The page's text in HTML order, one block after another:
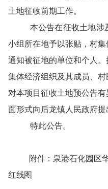
土地征收前期工作。
本公告在征收土地涉
小组所在地予以张贴，村
通知被征地的单位和个人 。
集体经济组织及其成员、 村
对本项目征收土地预公告
面形式向 后龙镇人民政府提
特此公告。
附件： 泉港石化园区
红线图